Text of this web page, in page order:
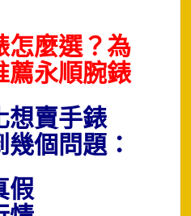
怎麼選？為
薦永順腕錶
想賣手錶
個問題：
假